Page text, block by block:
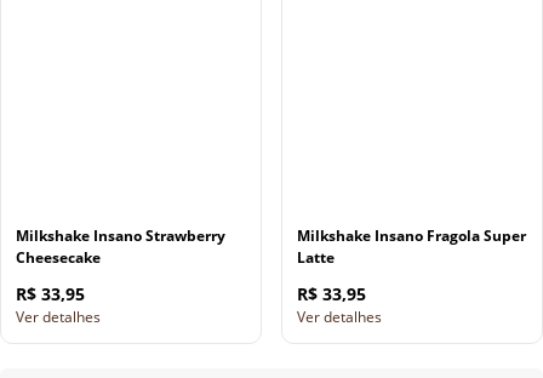
Milkshake Insano Strawberry
Cheesecake
R$ 33,95
Ver detalhes
Milkshake Insano Fragola Super
Latte
R$ 33,95
Ver detalhes